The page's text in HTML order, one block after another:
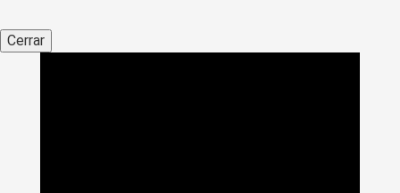
Cerrar